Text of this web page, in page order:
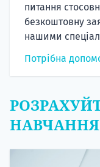
питання
безкоштовну
нашими
Потрібна